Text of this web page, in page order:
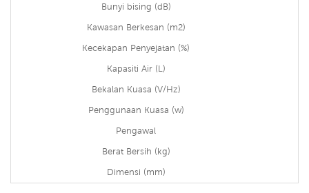
Bunyi bising (dB)
Kawasan Berkesan (m2)
Kecekapan Penyejatan (%)
Kapasiti Air (L)
Bekalan Kuasa (V/Hz)
Penggunaan Kuasa (w)
Pengawal
Berat Bersih (kg)
Dimensi (mm)